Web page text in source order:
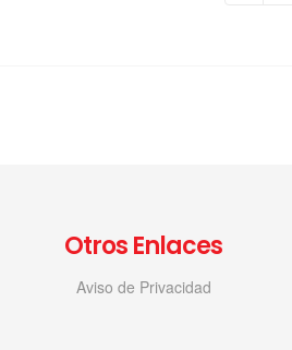
Otros Enlaces
Aviso de Privacidad